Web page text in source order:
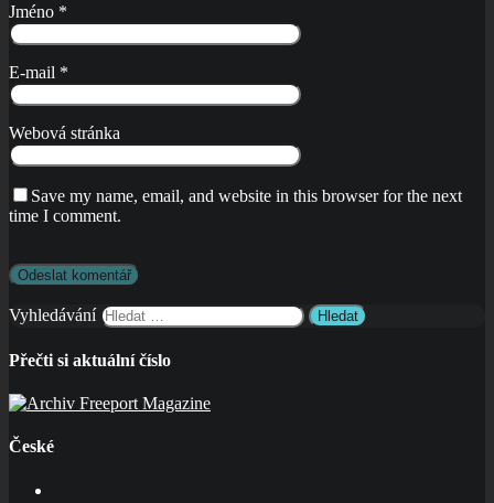
Jméno *
E-mail *
Webová stránka
Save my name, email, and website in this browser for the next
time I comment.
Vyhledávání
Přečti si aktuální číslo
České